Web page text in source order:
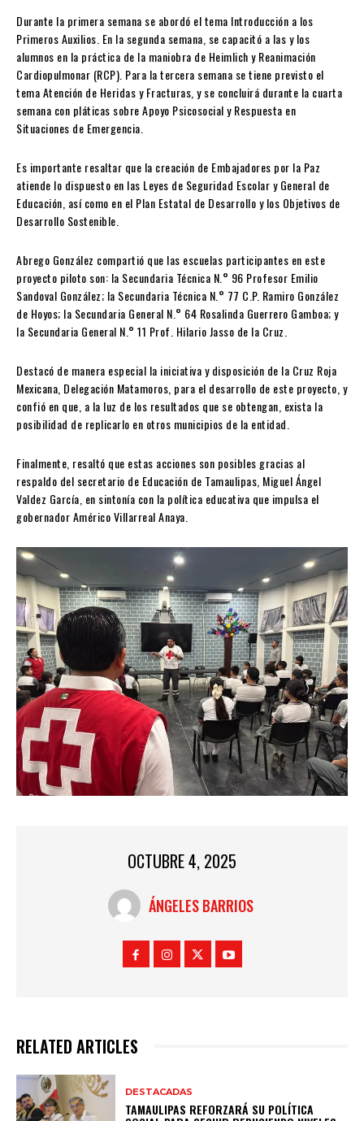
Durante la primera semana se abordó el tema Introducción a los
Primeros Auxilios. En la segunda semana, se capacitó a las y los
alumnos en la práctica de la maniobra de Heimlich y Reanimación
Cardiopulmonar (RCP). Para la tercera semana se tiene previsto el
tema Atención de Heridas y Fracturas, y se concluirá durante la cuarta
semana con pláticas sobre Apoyo Psicosocial y Respuesta en
Situaciones de Emergencia.
Es importante resaltar que la creación de Embajadores por la Paz
atiende lo dispuesto en las Leyes de Seguridad Escolar y General de
Educación, así como en el Plan Estatal de Desarrollo y los Objetivos de
Desarrollo Sostenible.
Abrego González compartió que las escuelas participantes en este
proyecto piloto son: la Secundaria Técnica N.° 96 Profesor Emilio
Sandoval González; la Secundaria Técnica N.° 77 C.P. Ramiro González
de Hoyos; la Secundaria General N.° 64 Rosalinda Guerrero Gamboa; y
la Secundaria General N.° 11 Prof. Hilario Jasso de la Cruz.
Destacó de manera especial la iniciativa y disposición de la Cruz Roja
Mexicana, Delegación Matamoros, para el desarrollo de este proyecto, y
confió en que, a la luz de los resultados que se obtengan, exista la
posibilidad de replicarlo en otros municipios de la entidad.
Finalmente, resaltó que estas acciones son posibles gracias al
respaldo del secretario de Educación de Tamaulipas, Miguel Ángel
Valdez García, en sintonía con la política educativa que impulsa el
gobernador Américo Villarreal Anaya.
OCTUBRE 4, 2025
ÁNGELES BARRIOS
RELATED ARTICLES
DESTACADAS
TAMAULIPAS REFORZARÁ SU POLÍTICA